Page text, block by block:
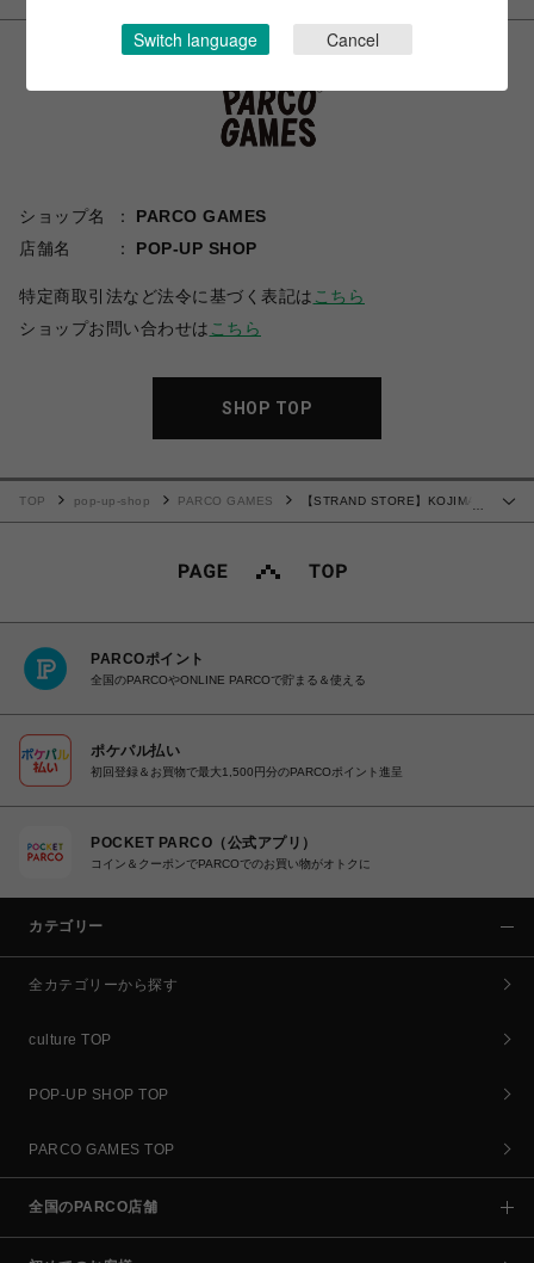
ショップ名
PARCO GAMES
店舗名
POP-UP SHOP
特定商取引法など法令に基づく表記は こちら
ショップお問い合わせは こちら
SHOP TOP
…
TOP pop-up-shop PARCO GAMES
【STRAND STORE】KOJIMA
PARCOポイント
全国のPARCOやONLINE PARCOで貯まる＆使える
ポケパル払い
初回登録＆お買物で最大1,500円分のPARCOポイント進呈
POCKET PARCO（公式アプリ）
コイン＆クーポンでPARCOでのお買い物がオトクに
カテゴリー
全カテゴリーから探す
culture TOP
POP-UP SHOP TOP
PARCO GAMES TOP
全国のPARCO店舗
Switch language Cancel